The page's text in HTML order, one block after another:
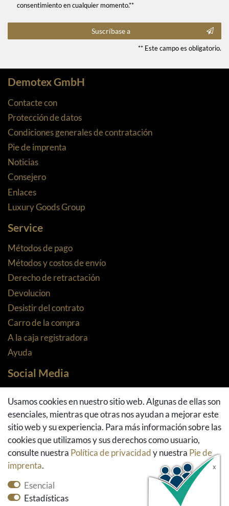
consentimiento en cualquier momento.**
Suscríbase a
** Este campo es obligatorio.
Demotex GmbH
Contacte con
Protección de datos
Condiciones generales de contratación
Pie de imprenta
Noticias
Consejero
Enlaces
Luxury Goods Group
Service
Métodos de pago
Métodos y costos de envío
Derecho de retractación
Devolucion
Desistir del contrato
Carro de la compra
A la caja registradora
Ayuda
Social Media
Instagram
Pinterest
Youtube
Houzz
Usamos cookies en nuestro sitio web. Algunas de ellas son
esenciales, mientras que otras nos ayudan a mejorar este
sitio web y su experiencia. Para más información sobre las
cookies que utilizamos y sus derechos como usuario,
consulte nuestra Política de privacidady nuestra Pie de
imprenta.
Esencial
Estadísticas